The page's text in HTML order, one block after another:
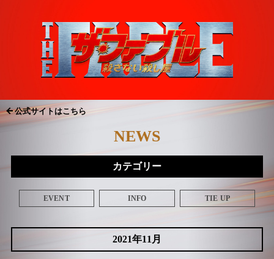
公式サイトはこちら
NEWS
カテゴリー
EVENT INFO TIE UP
2021年11月